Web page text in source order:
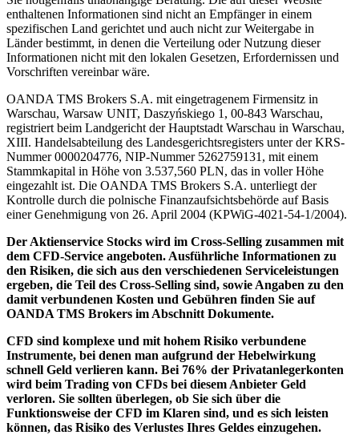
enthaltenen Informationen sind nicht an Empfänger in einem
spezifischen Land gerichtet und auch nicht zur Weitergabe in
Länder bestimmt, in denen die Verteilung oder Nutzung dieser
Informationen nicht mit den lokalen Gesetzen, Erfordernissen und
Vorschriften vereinbar wäre.
OANDA TMS Brokers S.A. mit eingetragenem Firmensitz in
Warschau, Warsaw UNIT, Daszyńskiego 1, 00-843 Warschau,
registriert beim Landgericht der Hauptstadt Warschau in Warschau,
XIII. Handelsabteilung des Landesgerichtsregisters unter der KRS-
Nummer 0000204776, NIP-Nummer 5262759131, mit einem
Stammkapital in Höhe von 3.537,560 PLN, das in voller Höhe
eingezahlt ist. Die OANDA TMS Brokers S.A. unterliegt der
Kontrolle durch die polnische Finanzaufsichtsbehörde auf Basis
einer Genehmigung von 26. April 2004 (KPWiG-4021-54-1/2004).
Der Aktienservice Stocks wird im Cross-Selling zusammen mit
dem CFD-Service angeboten. Ausführliche Informationen zu
den Risiken, die sich aus den verschiedenen Serviceleistungen
ergeben, die Teil des Cross-Selling sind, sowie Angaben zu den
damit verbundenen Kosten und Gebühren finden Sie auf
OANDA TMS Brokers im Abschnitt Dokumente.
CFD sind komplexe und mit hohem Risiko verbundene
Instrumente, bei denen man aufgrund der Hebelwirkung
schnell Geld verlieren kann. Bei 76% der Privatanlegerkonten
wird beim Trading von CFDs bei diesem Anbieter Geld
verloren. Sie sollten überlegen, ob Sie sich über die
Funktionsweise der CFD im Klaren sind, und es sich leisten
können, das Risiko des Verlustes Ihres Geldes einzugehen.